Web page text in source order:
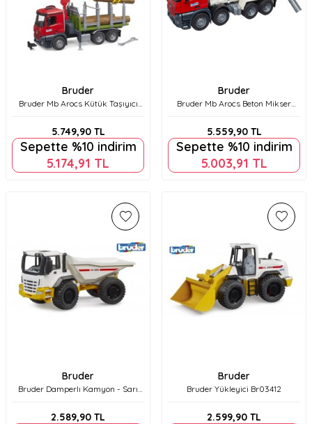
Bruder
Bruder Mb Arocs Kütük Taşıyıcı
5.749,90TL
Sepette %10 indirim
5.174,91 TL
Bruder
Bruder Mb Arocs Beton Mikser
5.559,90TL
Sepette %10 indirim
5.003,91 TL
Bruder
Bruder Damperlı Kamyon - Sarı
2.589,90 TL
Bruder
Bruder Yükleyici Br03412
2.599,90 TL